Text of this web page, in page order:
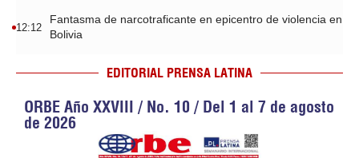
12:12
Fantasma de narcotraficante en epicentro de violencia en
Bolivia
EDITORIAL PRENSA LATINA
ORBE Año XXVIII / No. 10 / Del 1 al 7 de agosto
de 2026